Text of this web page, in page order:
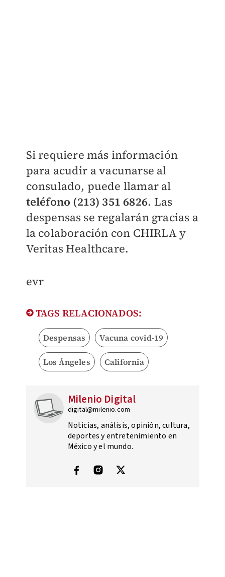
Si requiere más información
para acudir a vacunarse al
consulado, puede llamar al
teléfono (213) 351 6826. Las
despensas se regalarán gracias a
la colaboración con CHIRLA y
Veritas Healthcare.
evr
TAGS RELACIONADOS:
Despensas Vacuna covid-19
Los Ángeles California
Milenio Digital
digital@milenio.com
Noticias, análisis, opinión, cultura,
deportes y entretenimiento en
México y el mundo.